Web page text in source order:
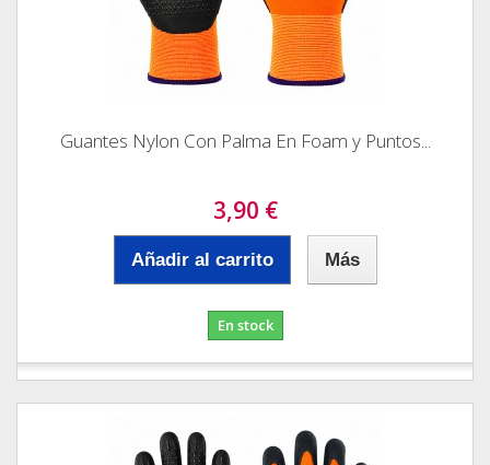
Guantes Nylon Con Palma En Foam y Puntos...
3,90 €
Añadir al carrito Más
En stock